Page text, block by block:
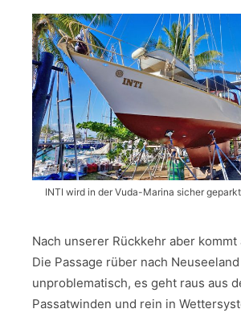
INTI wird in der Vuda-Marina sicher
Nach unserer Rückkehr aber kommt
Die Passage rüber nach
unproblematisch, es geht raus aus
Passatwinden und rein in